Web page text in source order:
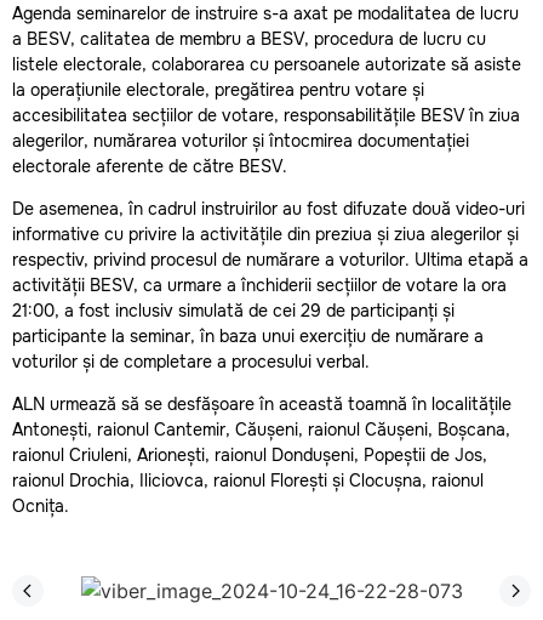
Agenda seminarelor de instruire s-a axat pe modalitatea de lucru
a BESV, calitatea de membru a BESV, procedura de lucru cu
listele electorale, colaborarea cu persoanele autorizate să asiste
la operațiunile electorale, pregătirea pentru votare și
accesibilitatea secțiilor de votare, responsabilitățile BESV în ziua
alegerilor, numărarea voturilor și întocmirea documentației
electorale aferente de către BESV.
De asemenea, în cadrul instruirilor au fost difuzate două video-uri
informative cu privire la activitățile din preziua și ziua alegerilor și
respectiv, privind procesul de numărare a voturilor. Ultima etapă a
activității BESV, ca urmare a închiderii secțiilor de votare la ora
21:00, a fost inclusiv simulată de cei 29 de participanți și
participante la seminar, în baza unui exercițiu de numărare a
voturilor și de completare a procesului verbal.
ALN urmează să se desfășoare în această toamnă în localitățile
Antonești, raionul Cantemir, Căușeni, raionul Căușeni, Boșcana,
raionul Criuleni, Arionești, raionul Dondușeni, Popeștii de Jos,
raionul Drochia, Iliciovca, raionul Florești și Clocușna, raionul
Ocnița.